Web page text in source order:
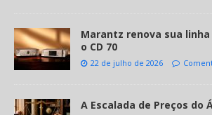
Marantz renova sua linha
o CD 70
22 de julho de 2026
A Escalada de Preços do